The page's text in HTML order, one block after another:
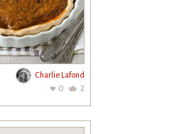
Charlie Lafond
0 2